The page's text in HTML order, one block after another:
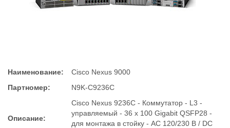
Наименование:
Cisco Nexus 9000
Партномер:
N9K-C9236C
Описание:
Cisco Nexus 9236C - Коммутатор - L3 -
управляемый - 36 x 100 Gigabit QSFP28 -
для монтажа в стойку - AC 120/230 В / DC